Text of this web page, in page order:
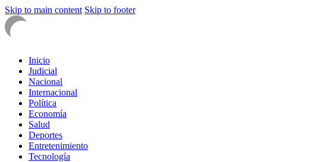
Skip to main content Skip to footer
Inicio
Judicial
Nacional
Internacional
Política
Economía
Salud
Deportes
Entretenimiento
Tecnología